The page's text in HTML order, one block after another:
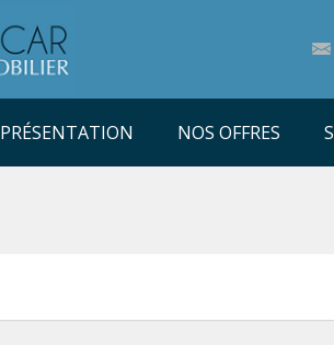
PRÉSENTATION NOS OFFRES